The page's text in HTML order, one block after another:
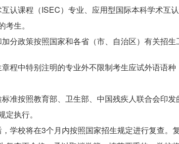
认课程（ISEC）专业、应用型国际本科学术互
生。
分政策按照国家和各省（市、自治区）有关招生
程中特别注明的专业外不限制考生应试外语语
准按照教育部、卫生部、中国残疾人联合会印
执行。
学校将在3个月内按照国家招生规定进行复查。